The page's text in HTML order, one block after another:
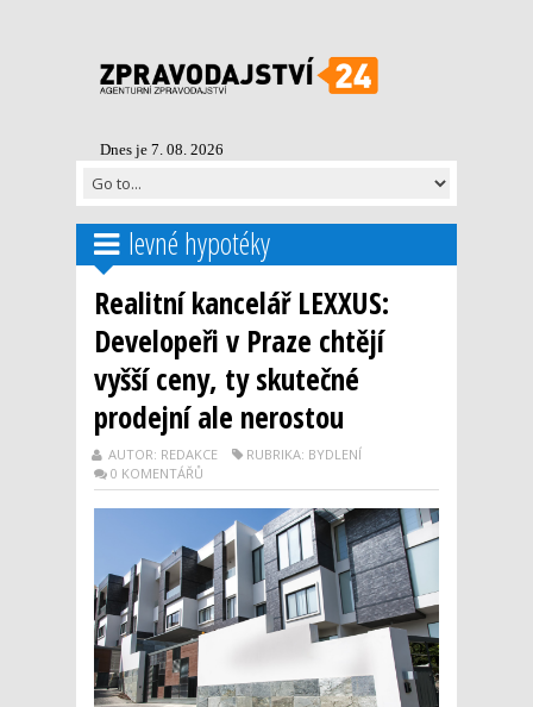
Dnes je 7. 08. 2026
levné hypotéky
Realitní kancelář LEXXUS:
Developeři v Praze chtějí
vyšší ceny, ty skutečné
prodejní ale nerostou
AUTOR: REDAKCE
RUBRIKA: BYDLENÍ
0 KOMENTÁŘŮ